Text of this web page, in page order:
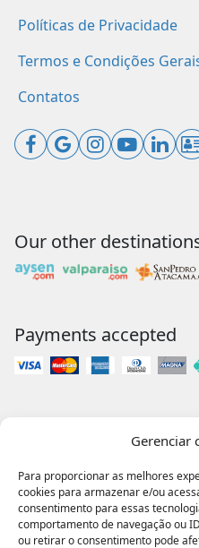
Gerenciar
Para proporcionar as melhores
cookies para armazenar e/ou
consentimento para essas
comportamento de navegação ou
ou retirar o consentimento pode
Políticas de Privacidade
Termos e Condições
Contatos
Our other
Payments accepted